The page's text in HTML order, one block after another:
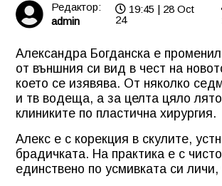
Редактор:
admin
19:45 | 28 Oct
24
Александра Богданска е
от външния си вид в чест на
което се изявява. От няколко
и тв водеща, а за целта цяло
клиниките по пластична хирургия.
Алекс е с корекция в скулите,
брадичката. На практика е с
единствено по усмивката си личи,